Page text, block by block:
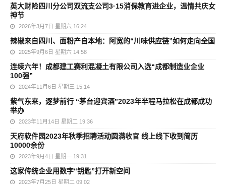
英大财险四川分公司双流支公司3·15消保教育进企业，温情共庆女
神节
2026年3月7日 星期六 16:24
辣椒来自四川、面粉产自本地：阿宽的“川味供应链”如何走向全国
2025年9月6日 星期六 14:58
连续六年！成都建工赛利混凝土有限公司入选“成都制造业企业
100强”
2024年11月6日 星期三 15:14
紫气东来，逐梦前行 “茅台迎宾酒”2023年半程马拉松在成都成功
举办
2023年11月14日 星期二 19:36
天府软件园2023年秋季招聘活动圆满收官 线上线下收到简历
10000余份
2023年9月4日 星期一 19:31
这家传统企业用数字“钥匙”打开新空间
2023年7月25日 星期二 09:02